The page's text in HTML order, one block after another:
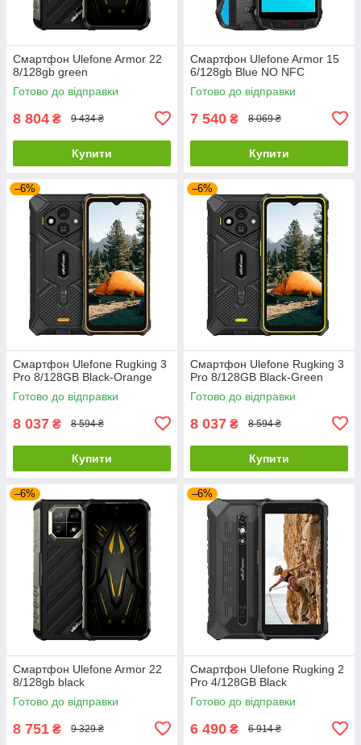
Смартфон Ulefone Armor 22
8/128gb green
Готово до відправки
8 804 ₴ 9 434 ₴
Купити
Смартфон Ulefone Armor 15
6/128gb Blue NO NFC
Готово до відправки
7 540 ₴ 8 069 ₴
Купити
–6%
Смартфон Ulefone Rugking 3
Pro 8/128GB Black-Orange
Готово до відправки
8 037 ₴ 8 594 ₴
Купити
–6%
Смартфон Ulefone Rugking 3
Pro 8/128GB Black-Green
Готово до відправки
8 037 ₴ 8 594 ₴
Купити
–6%
Смартфон Ulefone Armor 22
8/128gb black
Готово до відправки
8 751 ₴ 9 329 ₴
–6%
Смартфон Ulefone Rugking 2
Pro 4/128GB Black
Готово до відправки
6 490 ₴ 6 914 ₴